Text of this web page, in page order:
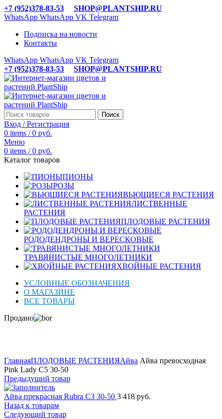
+7 (952)378-83-53
SHOP@PLANTSHIP.RU
WhatsApp WhatsApp VK Telegram
Подписка на новости
Контакты
WhatsApp WhatsApp VK Telegram
+7 (952)378-83-53
SHOP@PLANTSHIP.RU
Поиск
Вход / Регистрация
0 items / 0 руб.
Меню
0 items / 0 руб.
Каталог товаров
ПИОНЫ
РОЗЫ
ВЬЮЩИЕСЯ РАСТЕНИЯ
ЛИСТВЕННЫЕ
РАСТЕНИЯ
ПЛОДОВЫЕ РАСТЕНИЯ
РОДОДЕНДРОНЫ И ВЕРЕСКОВЫЕ
ТРАВЯНИСТЫЕ МНОГОЛЕТНИКИ
ХВОЙНЫЕ РАСТЕНИЯ
УСЛОВНЫЕ ОБОЗНАЧЕНИЯ
О МАГАЗИНЕ
ВСЕ ТОВАРЫ
Продано
ГлавнаяПЛОДОВЫЕ РАСТЕНИЯАйва Айва превосходная
Pink Lady C5 30-50
Предыдущий товар
Айва прекрасная Rubra C3 30-50 3 418 руб.
Назад к товарам
Следующий товар